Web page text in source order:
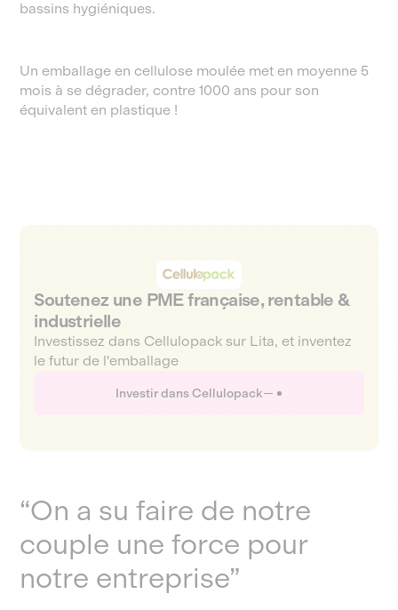
bassins hygiéniques.
Un emballage en cellulose moulée met en moyenne 5
mois à se dégrader, contre 1000 ans pour son
équivalent en plastique !
Soutenez une PME française, rentable &
industrielle
Investissez dans Cellulopack sur Lita, et inventez
le futur de l'emballage
Investir dans Cellulopack
“On a su faire de notre
couple une force pour
notre entreprise”